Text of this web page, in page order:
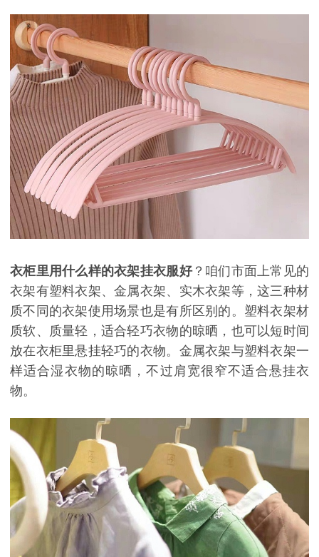
衣柜里用什么样的衣架挂衣服好？咱们市面上常见的
衣架有塑料衣架、金属衣架、实木衣架等，这三种材
质不同的衣架使用场景也是有所区别的。塑料衣架材
质软、质量轻，适合轻巧衣物的晾晒，也可以短时间
放在衣柜里悬挂轻巧的衣物。金属衣架与塑料衣架一
样适合湿衣物的晾晒，不过肩宽很窄不适合悬挂衣
物。